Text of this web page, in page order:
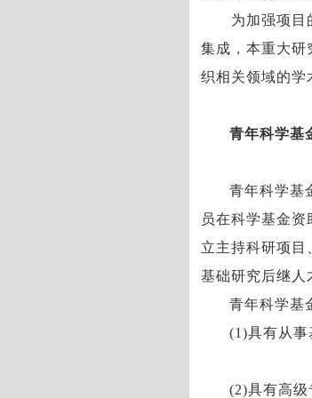
为加强项目的
集成，本重大研
织相关领域的学
青年科学基
青年科学基
员在科学基金
立主持科研项目
基础研究后继人
青年科学基
(1)具有从事
(2)具有高